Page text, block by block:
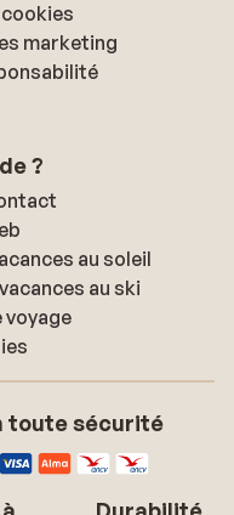
marketing
?
au soleil
au ski
toute sécurité